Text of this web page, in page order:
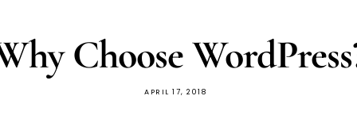
Choose
APRIL 17, 2018